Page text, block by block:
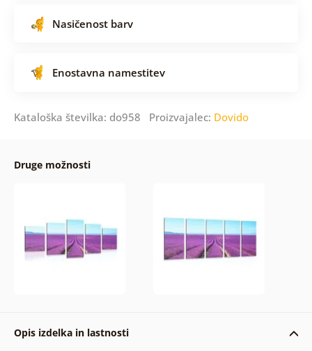
Nasičenost barv
Enostavna namestitev
Kataloška številka: do958 Proizvajalec: Dovido
Druge možnosti
Opis izdelka in lastnosti